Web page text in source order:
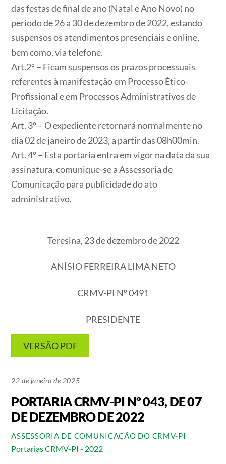
das festas de final de ano (Natal e Ano Novo) no
período de 26 a 30 de dezembro de 2022, estando
suspensos os atendimentos presenciais e online,
bem como, via telefone.
Art.2º – Ficam suspensos os prazos processuais
referentes à manifestação em Processo Ético-
Profissional e em Processos Administrativos de
Licitação.
Art. 3º – O expediente retornará normalmente no
dia 02 de janeiro de 2023, a partir das 08h00min.
Art. 4º – Esta portaria entra em vigor na data da sua
assinatura, comunique-se a Assessoria de
Comunicação para publicidade do ato
administrativo.
Teresina, 23 de dezembro de 2022
ANÍSIO FERREIRA LIMA NETO
CRMV-PI Nº 0491
PRESIDENTE
VERSÃO PDF
22 de janeiro de 2025
PORTARIA CRMV-PI Nº 043, DE 07
DE DEZEMBRO DE 2022
ASSESSORIA DE COMUNICAÇÃO DO CRMV-PI
Portarias CRMV-PI - 2022